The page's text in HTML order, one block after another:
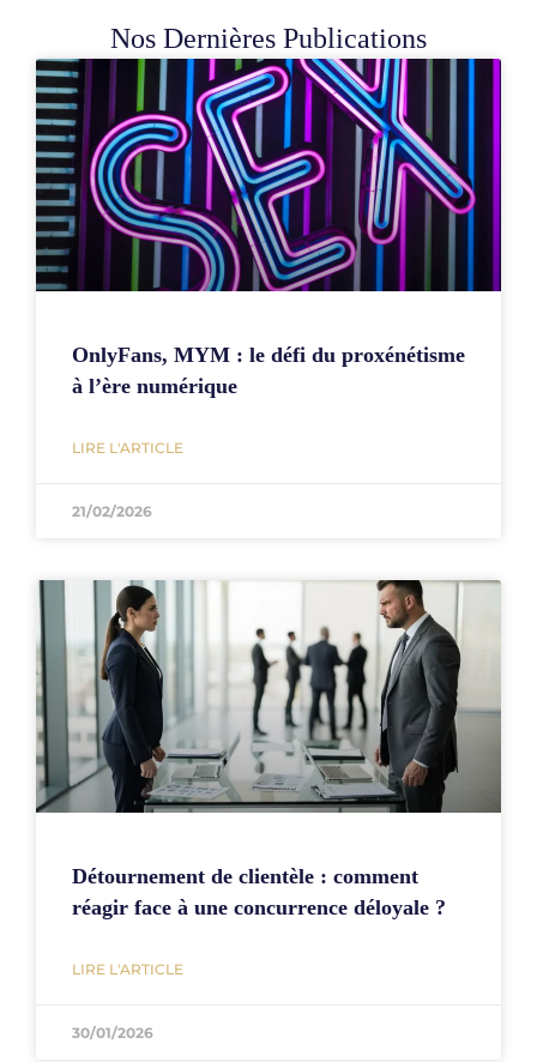
Nos Dernières Publications
OnlyFans, MYM : le défi du proxénétisme
à l’ère numérique
LIRE L'ARTICLE
21/02/2026
Détournement de clientèle : comment
réagir face à une concurrence déloyale ?
LIRE L'ARTICLE
30/01/2026